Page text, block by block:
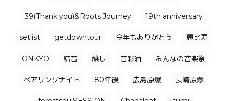
39(Thank you)&Roots Journey 19th anniversary
setlist getdowntour 今年もありがとう 恵比寿
ONKYO 結音 醸し 音彩酒 みんなの音楽祭
ペアリングナイト 80年後 広島原爆 長崎原爆